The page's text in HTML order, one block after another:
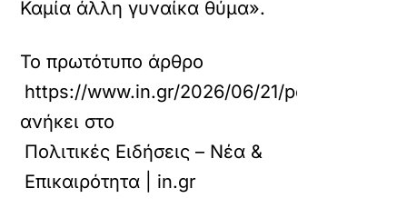
Καμία άλλη γυναίκα θύμα».
Το πρωτότυπο άρθρο
https://www.in.gr/2026/06/21/politics/
ανήκει στο
Πολιτικές Ειδήσεις – Νέα &
Επικαιρότητα | in.gr